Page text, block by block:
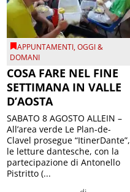
APPUNTAMENTI,OGGI &
DOMANI
COSA FARE NEL FINE
SETTIMANA IN VALLE
D’AOSTA
SABATO 8 AGOSTO ALLEIN –
All’area verde Le Plan-de-
Clavel prosegue “ItinerDante”,
le letture dantesche, con la
partecipazione di Antonello
Pistritto (...